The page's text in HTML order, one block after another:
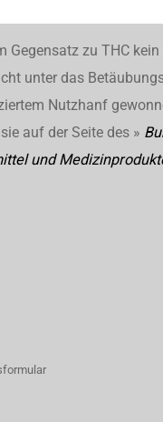
Gegensatz zu THC
unter das
Nutzhanf
auf der Seite des »
und